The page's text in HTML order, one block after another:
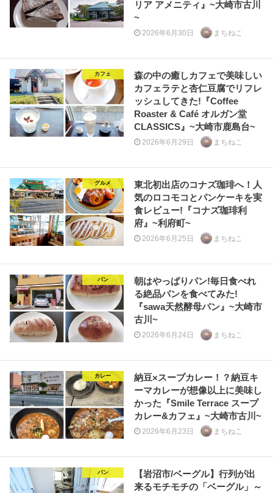
リア アメニティ』~大崎市古川
~
2026年6月30日 まちねこ
カフェ
森の中の癒しカフェで美味しい
カフェラテと杏仁豆腐でリフレ
ッシュしてきた!『Coffee
Roaster & Café オルガン堂
CLASSICS』~大崎市鹿島台~
2026年6月29日 まちねこ
グルメ
東北初出店のコナズ珈琲へ！人
気のロコモコとパンケーキを実
食レビュー!『コナズ珈琲利
府』~利府町~
2026年6月25日 まちねこ
パン
朝はやっぱりパン!毎日食べれ
る絶品パンを食べてみた!
『sawa天然酵母パン』~大崎市
古川~
2026年6月24日 まちねこ
カレー
納豆×スープカレー！？納豆キ
ーマカレーが想像以上に美味し
かった『Smile Terrace スープ
カレー&カフェ』~大崎市古川~
2026年6月23日 まちねこ
パン
【岩沼市/ベーグル】行列が出
来るモチモチの「ベーグル」～